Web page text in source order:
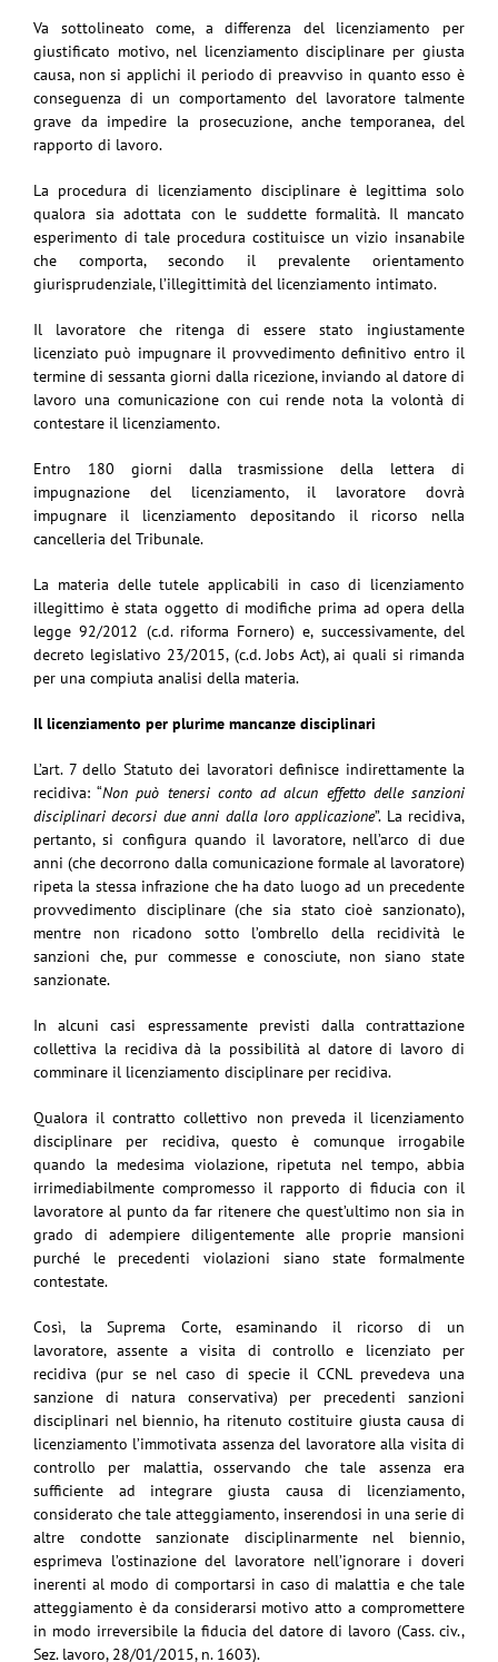
Va sottolineato come, a differenza del licenziamento per
giustificato motivo, nel licenziamento disciplinare per giusta
causa, non si applichi il periodo di preavviso in quanto esso è
conseguenza di un comportamento del lavoratore talmente
grave da impedire la prosecuzione, anche temporanea, del
rapporto di lavoro.
La procedura di licenziamento disciplinare è legittima solo
qualora sia adottata con le suddette formalità. Il mancato
esperimento di tale procedura costituisce un vizio insanabile
che comporta, secondo il prevalente orientamento
giurisprudenziale, l’illegittimità del licenziamento intimato.
Il lavoratore che ritenga di essere stato ingiustamente
licenziato può impugnare il provvedimento definitivo entro il
termine di sessanta giorni dalla ricezione, inviando al datore di
lavoro una comunicazione con cui rende nota la volontà di
contestare il licenziamento.
Entro 180 giorni dalla trasmissione della lettera di
impugnazione del licenziamento, il lavoratore dovrà
impugnare il licenziamento depositando il ricorso nella
cancelleria del Tribunale.
La materia delle tutele applicabili in caso di licenziamento
illegittimo è stata oggetto di modifiche prima ad opera della
legge 92/2012 (c.d. riforma Fornero) e, successivamente, del
decreto legislativo 23/2015, (c.d. Jobs Act), ai quali si rimanda
per una compiuta analisi della materia.
Il licenziamento per plurime mancanze disciplinari
L’art. 7 dello Statuto dei lavoratori definisce indirettamente la
recidiva: “Non può tenersi conto ad alcun effetto delle sanzioni
disciplinari decorsi due anni dalla loro applicazione”. La recidiva,
pertanto, si configura quando il lavoratore, nell’arco di due
anni (che decorrono dalla comunicazione formale al lavoratore)
ripeta la stessa infrazione che ha dato luogo ad un precedente
provvedimento disciplinare (che sia stato cioè sanzionato),
mentre non ricadono sotto l’ombrello della recidività le
sanzioni che, pur commesse e conosciute, non siano state
sanzionate.
In alcuni casi espressamente previsti dalla contrattazione
collettiva la recidiva dà la possibilità al datore di lavoro di
comminare il licenziamento disciplinare per recidiva.
Qualora il contratto collettivo non preveda il licenziamento
disciplinare per recidiva, questo è comunque irrogabile
quando la medesima violazione, ripetuta nel tempo, abbia
irrimediabilmente compromesso il rapporto di fiducia con il
lavoratore al punto da far ritenere che quest’ultimo non sia in
grado di adempiere diligentemente alle proprie mansioni
purché le precedenti violazioni siano state formalmente
contestate.
Così, la Suprema Corte, esaminando il ricorso di un
lavoratore, assente a visita di controllo e licenziato per
recidiva (pur se nel caso di specie il CCNL prevedeva una
sanzione di natura conservativa) per precedenti sanzioni
disciplinari nel biennio, ha ritenuto costituire giusta causa di
licenziamento l’immotivata assenza del lavoratore alla visita di
controllo per malattia, osservando che tale assenza era
sufficiente ad integrare giusta causa di licenziamento,
considerato che tale atteggiamento, inserendosi in una serie di
altre condotte sanzionate disciplinarmente nel biennio,
esprimeva l’ostinazione del lavoratore nell’ignorare i doveri
inerenti al modo di comportarsi in caso di malattia e che tale
atteggiamento è da considerarsi motivo atto a compromettere
in modo irreversibile la fiducia del datore di lavoro (Cass. civ.,
Sez. lavoro, 28/01/2015, n. 1603).